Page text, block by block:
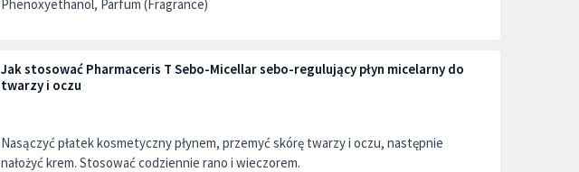
Phenoxyethanol, Parfum (Fragrance)
Jak stosować Pharmaceris T Sebo-Micellar sebo-regulujący płyn micelarny do
twarzy i oczu
Nasączyć płatek kosmetyczny płynem, przemyć skórę twarzy i oczu, następnie
nałożyć krem. Stosować codziennie rano i wieczorem.